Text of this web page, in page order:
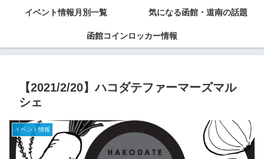
イベント情報月別一覧 気になる函館・道南の話題
函館コインロッカー情報
【2021/2/20】ハコダテファーマーズマル
シェ
イベント情報